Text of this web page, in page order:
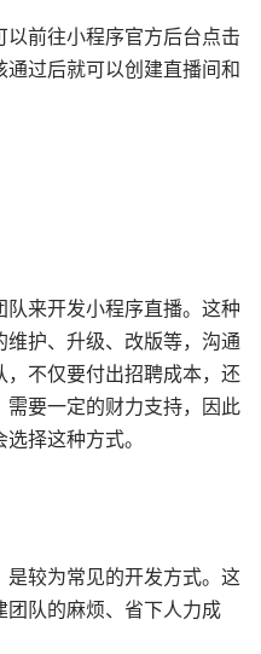
前往小程序官方后台点击
过后就可以创建直播间和
队来开发小程序直播。这种
护、升级、改版等，沟通
不仅要付出招聘成本，还
需要一定的财力支持，因此
择这种方式。
较为常见的开发方式。这
团队的麻烦、省下人力成